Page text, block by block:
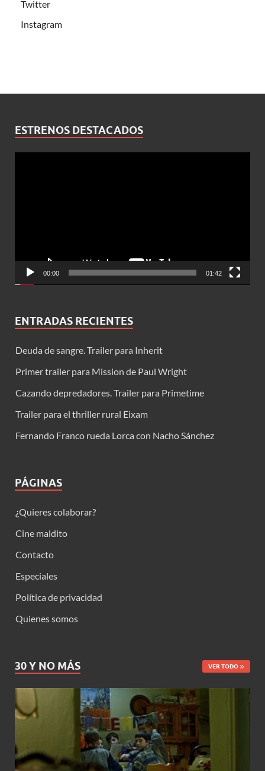
Twitter
Instagram
ESTRENOS DESTACADOS
00:00 01:42
ENTRADAS RECIENTES
Deuda de sangre. Trailer para Inherit
Primer trailer para Mission de Paul Wright
Cazando depredadores. Trailer para Primetime
Trailer para el thriller rural Eixam
Fernando Franco rueda Lorca con Nacho Sánchez
PÁGINAS
¿Quieres colaborar?
Cine maldito
Contacto
Especiales
Política de privacidad
Quienes somos
30 Y NO MÁS VER TODO